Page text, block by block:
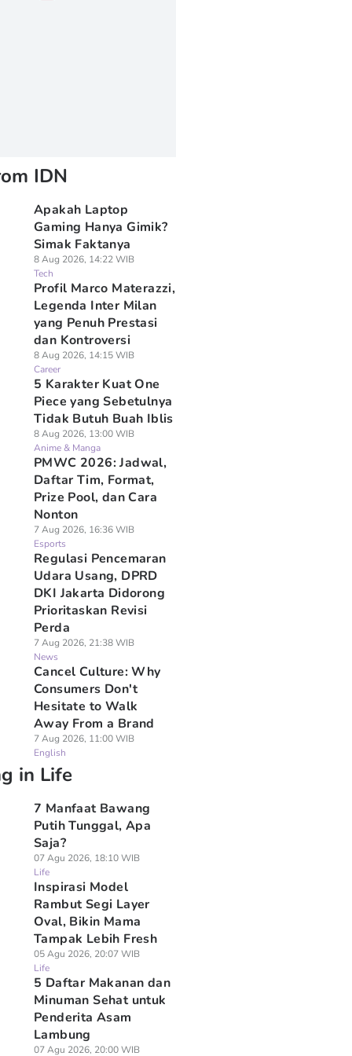
IDN
Apakah Laptop
Gaming Hanya Gimik?
Simak Faktanya
8 Aug 2026, 14:22 WIB
Tech
Profil Marco Materazzi,
Legenda Inter Milan
yang Penuh Prestasi
dan Kontroversi
8 Aug 2026, 14:15 WIB
Career
5 Karakter Kuat One
Piece yang Sebetulnya
Tidak Butuh Buah Iblis
8 Aug 2026, 13:00 WIB
Anime & Manga
PMWC 2026: Jadwal,
Daftar Tim, Format,
Prize Pool, dan Cara
Nonton
7 Aug 2026, 16:36 WIB
Esports
Regulasi Pencemaran
Udara Usang, DPRD
DKI Jakarta Didorong
Prioritaskan Revisi
Perda
7 Aug 2026, 21:38 WIB
News
Cancel Culture: Why
Consumers Don't
Hesitate to Walk
Away From a Brand
7 Aug 2026, 11:00 WIB
English
in Life
7 Manfaat Bawang
Putih Tunggal, Apa
Saja?
07 Agu 2026, 18:10 WIB
Life
Inspirasi Model
Rambut Segi Layer
Oval, Bikin Mama
Tampak Lebih Fresh
05 Agu 2026, 20:07 WIB
Life
5 Daftar Makanan dan
Minuman Sehat untuk
Penderita Asam
Lambung
07 Agu 2026, 20:00 WIB